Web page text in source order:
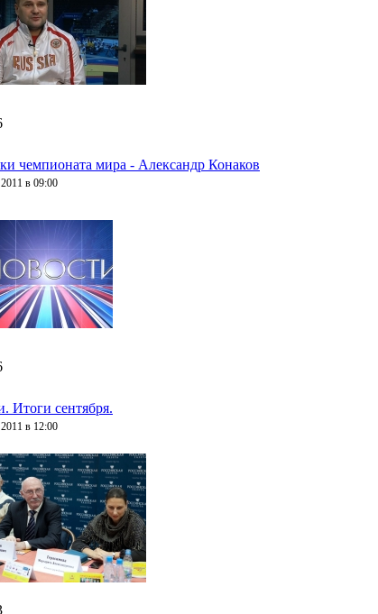
чемпионата мира - Александр Конаков
в 09:00
Итоги сентября.
в 12:00